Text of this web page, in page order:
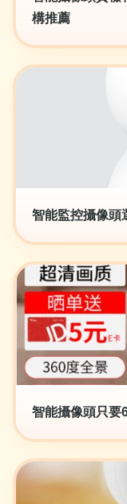
構推薦
智能監控攝像頭
智能攝像頭只要